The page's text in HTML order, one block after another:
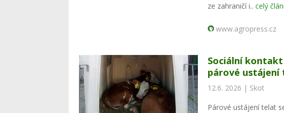
ze zahraničí i.. celý
www.agropress.cz
Sociální
párové ustájení
12.6. 2026 | Skot
Párové ustájení telat